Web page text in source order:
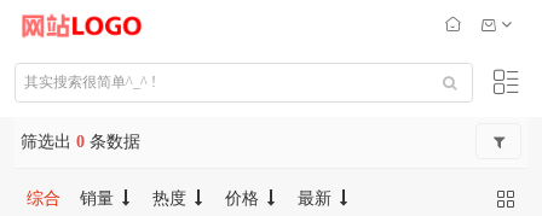
筛选出 0 条数据
综合 销量 热度 价格 最新